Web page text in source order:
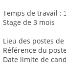
Temps de travail :
Stage de 3 mois
Lieu des postes
Référence du
Date limite de